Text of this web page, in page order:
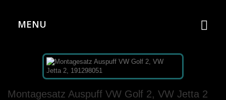
MENU
Montagesatz Auspuff VW Golf 2, VW Jetta 2